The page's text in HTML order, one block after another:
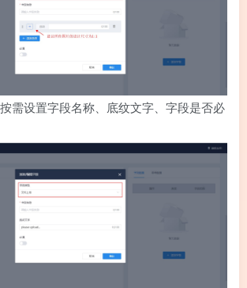
按需设置字段名称、底纹文字、字段是否必